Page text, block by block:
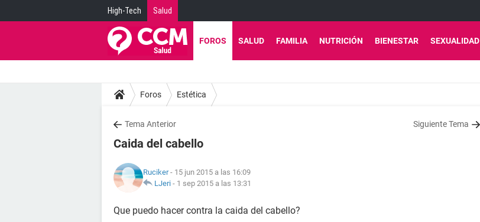
High-Tech Salud
FOROS SALUD FAMILIA NUTRICIÓN BIENESTAR SEXUALIDAD
Foros Estética
Tema Anterior Siguiente Tema
Caida del cabello
Ruciker- 15 jun 2015 a las 16:09
LJeri - 1 sep 2015 a las 13:31
Que puedo hacer contra la caida del cabello?